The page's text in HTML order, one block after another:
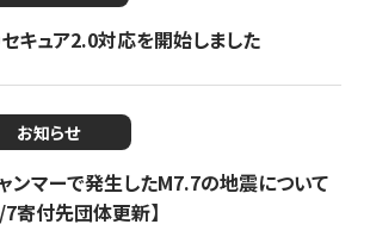
キュア2.0対応を開始しました
お知らせ
ンマーで発生したM7.7の地震について
寄付先団体更新】